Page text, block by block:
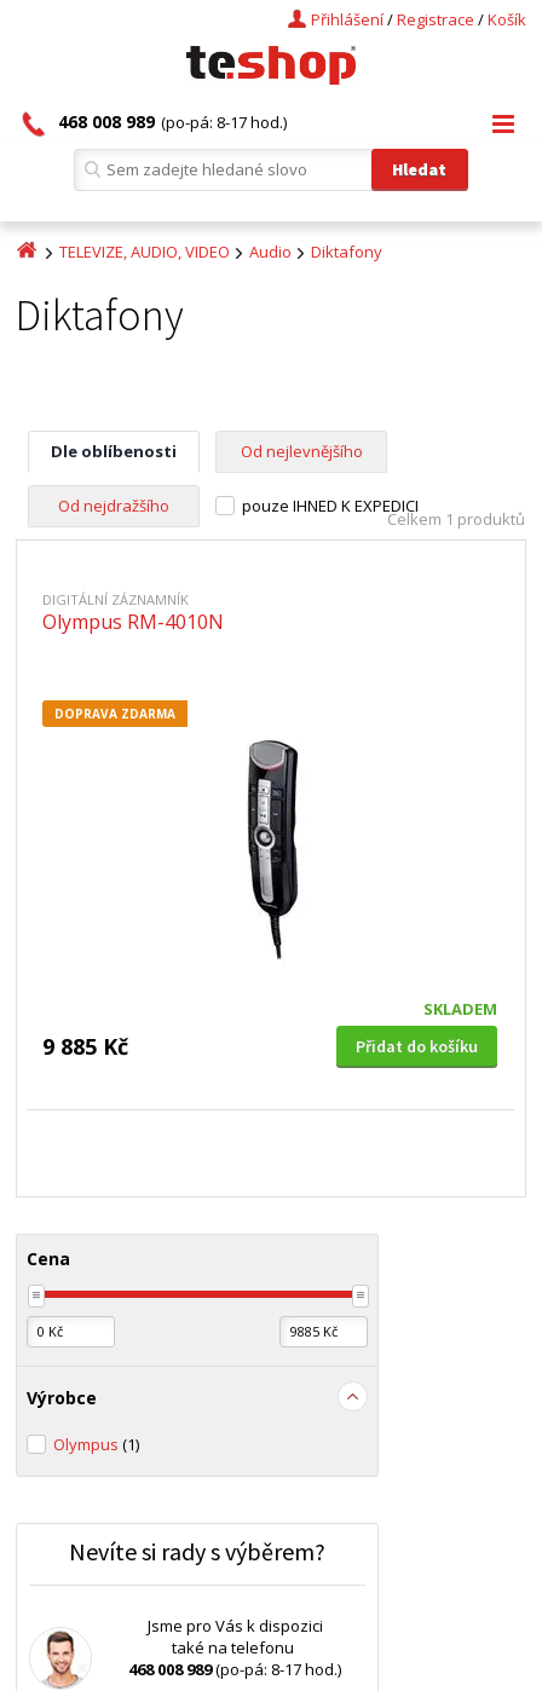
Košík
/
Registrace
/
Přihlášení
468 008 989 (po-pá: 8-17 hod.)
TELEVIZE, AUDIO, VIDEO Audio Diktafony
Diktafony
Dle oblíbenosti Od nejlevnějšího
Od nejdražšího pouze IHNED K EXPEDICI
Celkem 1 produktů
DIGITÁLNÍ ZÁZNAMNÍK
Olympus RM-4010N
DOPRAVA ZDARMA
SKLADEM
9 885 Kč Přidat do košíku
Cena
Výrobce
Olympus(1)
Nevíte si rady s výběrem?
Jsme pro Vás k dispozici
také na telefonu
468 008 989(po-pá: 8-17 hod.)